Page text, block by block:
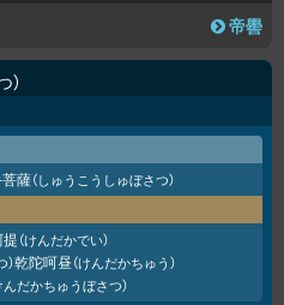
帝嚳
薩（しゅうこうしゅぼさつ）
（けんだかでい）
乾陀呵昼（けんだかちゅう）
んだかちゅうぼさつ）